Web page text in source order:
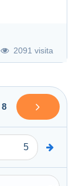
2091 visita
8